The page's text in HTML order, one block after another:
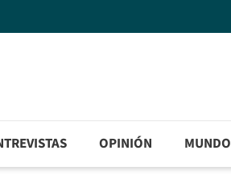
OPINIÓN MUNDO